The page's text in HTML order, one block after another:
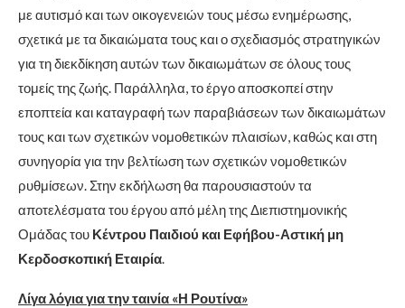
με αυτισμό και των οικογενειών τους μέσω ενημέρωσης,
σχετικά με τα δικαιώματα τους και ο σχεδιασμός στρατηγικών
για τη διεκδίκηση αυτών των δικαιωμάτων σε όλους τους
τομείς της ζωής. Παράλληλα, το έργο αποσκοπεί στην
εποπτεία και καταγραφή των παραβιάσεων των δικαιωμάτων
τους και των σχετικών νομοθετικών πλαισίων, καθώς και στη
συνηγορία για την βελτίωση των σχετικών νομοθετικών
ρυθμίσεων. Στην εκδήλωση θα παρουσιαστούν τα
αποτελέσματα του έργου από μέλη της Διεπιστημονικής
Ομάδας του Κέντρου Παιδιού και Εφήβου-Αστική μη
Κερδοσκοπική Εταιρία.
Λίγα λόγια για την ταινία «Η Ρουτίνα»